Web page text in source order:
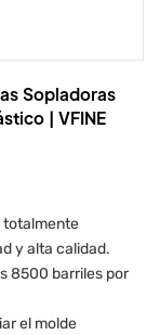
Sopladoras
| VFINE
totalmente
y alta calidad.
8500 barriles por
el molde